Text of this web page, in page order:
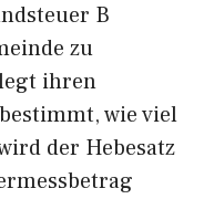
B
zu
legt ihren
wie viel
der Hebesatz